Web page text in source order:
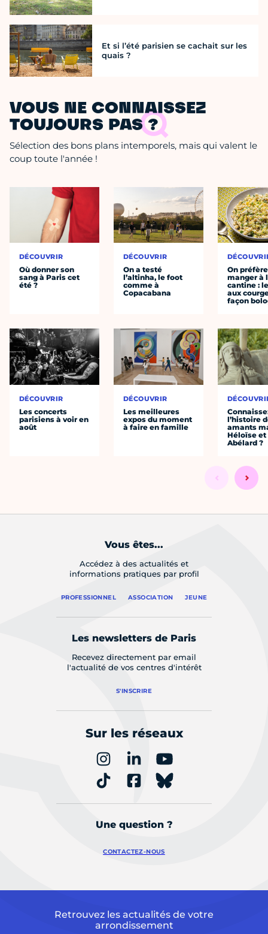
Et si l’été parisien se cachait sur les
quais ?
VOUS NE CONNAISSEZ
TOUJOURS PAS ?
Sélection des bons plans intemporels, mais qui valent le
coup toute l'année !
DÉCOUVRIR
Où donner son
sang à Paris cet
été ?
DÉCOUVRIR
Les concerts
parisiens à voir en
août
DÉCOUVRIR
On a testé
l’altinha, le foot
comme à
Copacabana
DÉCOUVRIR
Les meilleures
expos du moment
à faire en famille
On préfère
manger à
cantine :
aux
façon
l’histoire
amants
Héloïse et
Abélard ?
Vous êtes...
Accédez à des actualités et
informations pratiques par profil
PROFESSIONNEL ASSOCIATION JEUNE
Les newsletters de Paris
Recevez directement par email
l'actualité de vos centres d'intérêt
S'INSCRIRE
Sur les réseaux
Une question ?
CONTACTEZ-NOUS
Retrouvez les actualités de votre
arrondissement